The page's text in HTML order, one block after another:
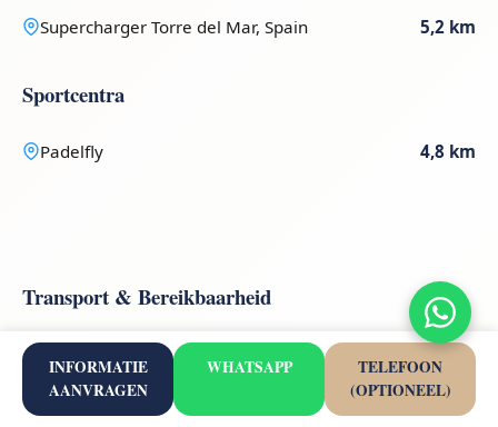
Supercharger Torre del Mar, Spain 5,2 km
Sportcentra
Padelfly 4,8 km
Transport & Bereikbaarheid
42 km
Malaga-Costa Del Sol
135 km
Gibraltar (GIB)
INFORMATIE
AANVRAGEN
WHATSAPP
TELEFOON
(OPTIONEEL)